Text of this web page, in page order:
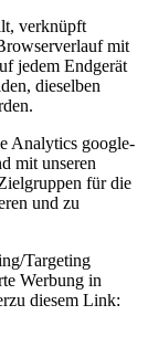
verknüpft
mit
jedem Endgerät
dieselben
Analytics google-
mit unseren
für die
und zu
Targeting
Werbung in
diesem Link: